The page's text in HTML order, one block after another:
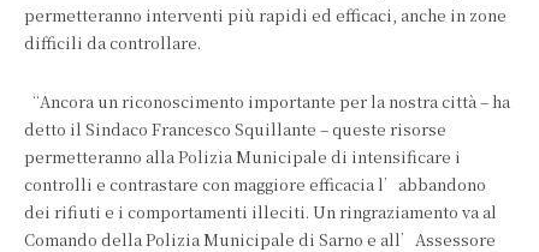
permetteranno interventi più rapidi ed efficaci, anche in zone
difficili da controllare.
“Ancora un riconoscimento importante per la nostra città – ha
detto il Sindaco Francesco Squillante – queste risorse
permetteranno alla Polizia Municipale di intensificare i
controlli e contrastare con maggiore efficacia l’abbandono
dei rifiuti e i comportamenti illeciti. Un ringraziamento va al
Comando della Polizia Municipale di Sarno e all’Assessore